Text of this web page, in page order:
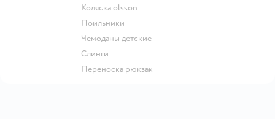
Коляска olsson
Поильники
Чемоданы детские
Слинги
Переноска рюкзак